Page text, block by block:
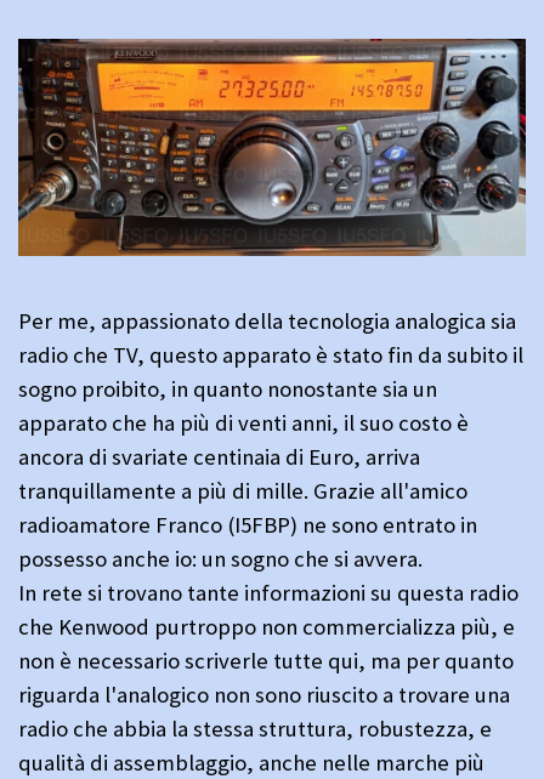
Per me, appassionato della tecnologia analogica sia
radio che TV, questo apparato è stato fin da subito il
sogno proibito, in quanto nonostante sia un
apparato che ha più di venti anni, il suo costo è
ancora di svariate centinaia di Euro, arriva
tranquillamente a più di mille. Grazie all'amico
radioamatore Franco (I5FBP) ne sono entrato in
possesso anche io: un sogno che si avvera.
In rete si trovano tante informazioni su questa radio
che Kenwood purtroppo non commercializza più, e
non è necessario scriverle tutte qui, ma per quanto
riguarda l'analogico non sono riuscito a trovare una
radio che abbia la stessa struttura, robustezza, e
qualità di assemblaggio, anche nelle marche più